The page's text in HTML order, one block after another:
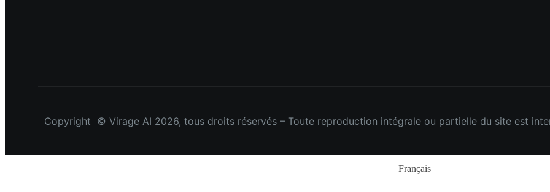
Copyright © Virage AI 2026, tous droits réservés – Toute reproduction intégrale ou partielle du site est
Français